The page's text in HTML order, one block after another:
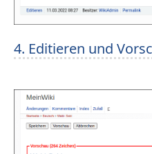
4. Editieren und